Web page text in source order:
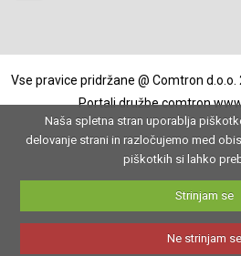
Vse pravice pridržane @ Comtron d.o.o.
Portali družbe comtron
Naša spletna stran uporablja
delovanje strani in razločujemo med
piškotkih si lahko
Strinjam se
Ne strinjam se